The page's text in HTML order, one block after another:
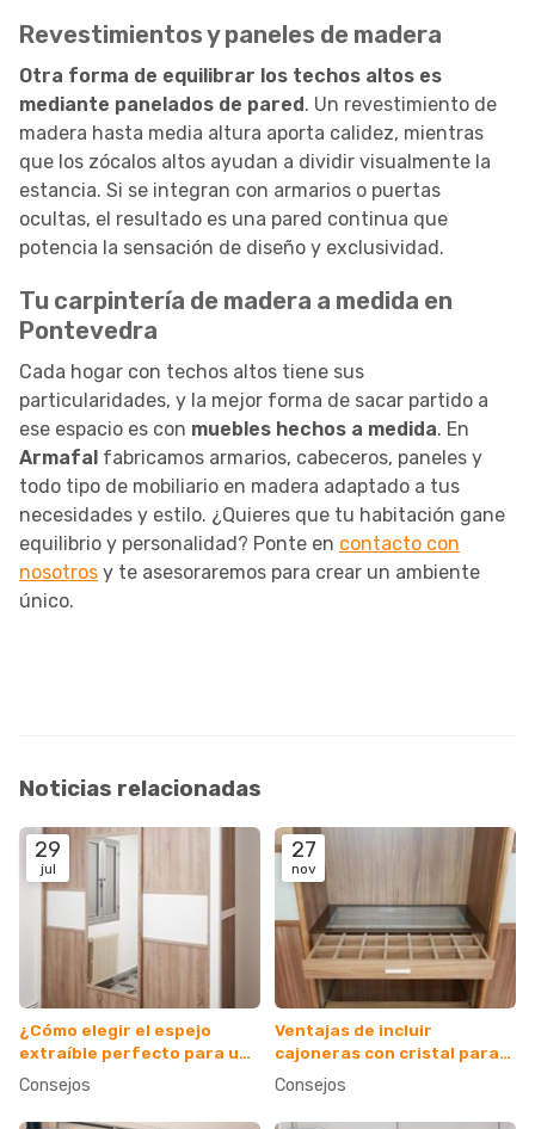
Revestimientos y paneles de madera
Otra forma de equilibrar los techos altos es
mediante panelados de pared. Un revestimiento de
madera hasta media altura aporta calidez, mientras
que los zócalos altos ayudan a dividir visualmente la
estancia. Si se integran con armarios o puertas
ocultas, el resultado es una pared continua que
potencia la sensación de diseño y exclusividad.
Tu carpintería de madera a medida en
Pontevedra
Cada hogar con techos altos tiene sus
particularidades, y la mejor forma de sacar partido a
ese espacio es con muebles hechos a medida. En
Armafal fabricamos armarios, cabeceros, paneles y
todo tipo de mobiliario en madera adaptado a tus
necesidades y estilo. ¿Quieres que tu habitación gane
equilibrio y personalidad? Ponte en contacto con
nosotros y te asesoraremos para crear un ambiente
único.
Noticias relacionadas
29
jul
¿Cómo elegir el espejo
extraíble perfecto para un
armario estrecho?
Consejos
27
nov
Ventajas de incluir
cajoneras con cristal para
facilitar la visualización
Consejos